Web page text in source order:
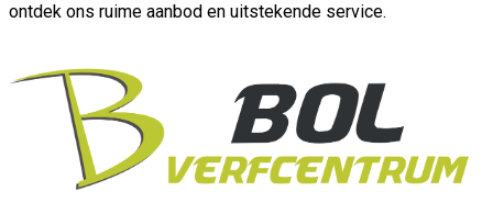
ontdek ons ruime aanbod en uitstekende service.